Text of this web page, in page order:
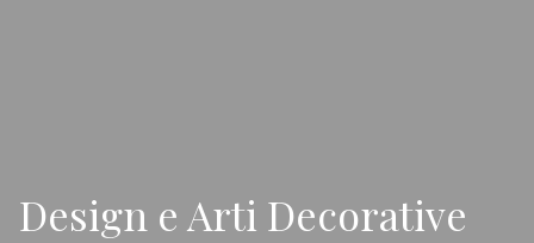
Design e Arti Decorative